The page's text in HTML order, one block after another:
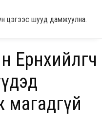
цэгээс шууд дамжуулна.
магадгүй